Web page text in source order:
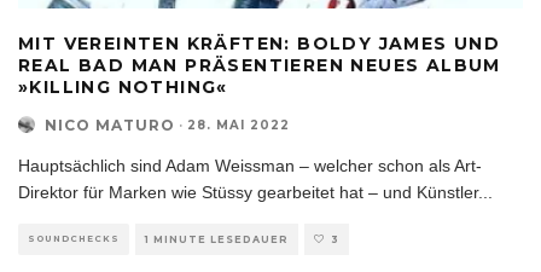
MIT VEREINTEN KRÄFTEN: BOLDY JAMES UND
REAL BAD MAN PRÄSENTIEREN NEUES ALBUM
»KILLING NOTHING«
NICO MATURO · 28. MAI 2022
Hauptsächlich sind Adam Weissman – welcher schon als Art-
Direktor für Marken wie Stüssy gearbeitet hat – und Künstler...
SOUNDCHECKS 1 MINUTE LESEDAUER 3